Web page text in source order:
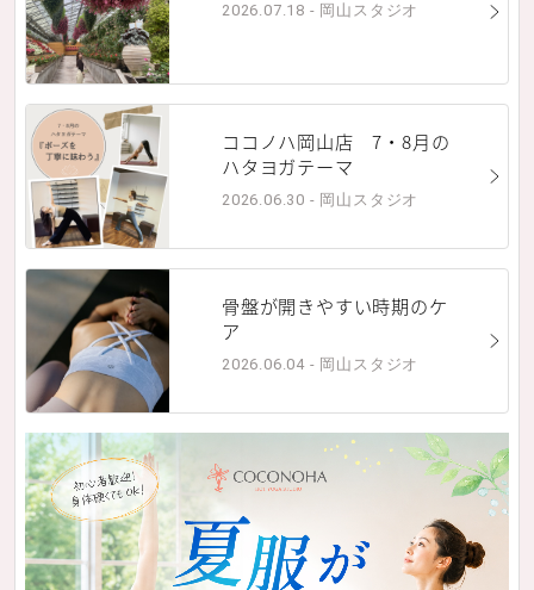
2026.07.18 - 岡山スタジオ
ココノハ岡山店 7・8月の
ハタヨガテーマ
2026.06.30 - 岡山スタジオ
骨盤が開きやすい時期のケ
ア
2026.06.04 - 岡山スタジオ